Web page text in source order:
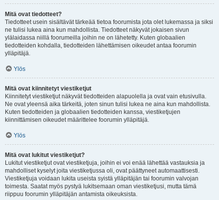
Mitä ovat tiedotteet?
Tiedotteet usein sisältävät tärkeää tietoa foorumista jota olet lukemassa ja siksi
ne tulisi lukea aina kun mahdollista. Tiedotteet näkyvät jokaisen sivun
ylälaidassa niillä foorumeilla joihin ne on lähetetty. Kuten globaalien
tiedotteiden kohdalla, tiedotteiden lähettämisen oikeudet antaa foorumin
ylläpitäjä.
Ylös
Mitä ovat kiinnitetyt viestiketjut
Kiinnitetyt viestiketjut näkyvät tiedotteiden alapuolella ja ovat vain etusivulla.
Ne ovat yleensä aika tärkeitä, joten sinun tulisi lukea ne aina kun mahdollista.
Kuten tiedotteiden ja globaalien tiedotteiden kanssa, viestiketjujen
kiinnittämisen oikeudet määrittelee foorumin ylläpitäjä.
Ylös
Mitä ovat lukitut viestiketjut?
Lukitut viestiketjut ovat viestiketjuja, joihin ei voi enää lähettää vastauksia ja
mahdolliset kyselyt joita viestiketjussa oli, ovat päättyneet automaattisesti.
Viestiketjuja voidaan lukita useista syistä ylläpitäjän tai foorumin valvojan
toimesta. Saatat myös pystyä lukitsemaan oman viestiketjusi, mutta tämä
riippuu foorumin ylläpitäjän antamista oikeuksista.